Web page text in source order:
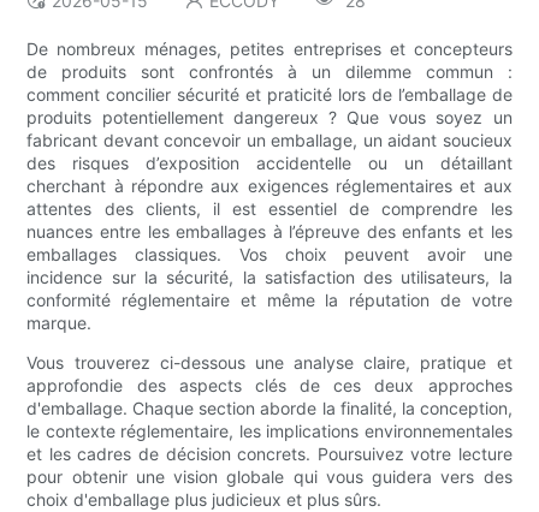
De nombreux ménages, petites entreprises et concepteurs
de produits sont confrontés à un dilemme commun :
comment concilier sécurité et praticité lors de l’emballage de
produits potentiellement dangereux ? Que vous soyez un
fabricant devant concevoir un emballage, un aidant soucieux
des risques d’exposition accidentelle ou un détaillant
cherchant à répondre aux exigences réglementaires et aux
attentes des clients, il est essentiel de comprendre les
nuances entre les emballages à l’épreuve des enfants et les
emballages classiques. Vos choix peuvent avoir une
incidence sur la sécurité, la satisfaction des utilisateurs, la
conformité réglementaire et même la réputation de votre
marque.
Vous trouverez ci-dessous une analyse claire, pratique et
approfondie des aspects clés de ces deux approches
d'emballage. Chaque section aborde la finalité, la conception,
le contexte réglementaire, les implications environnementales
et les cadres de décision concrets. Poursuivez votre lecture
pour obtenir une vision globale qui vous guidera vers des
choix d'emballage plus judicieux et plus sûrs.